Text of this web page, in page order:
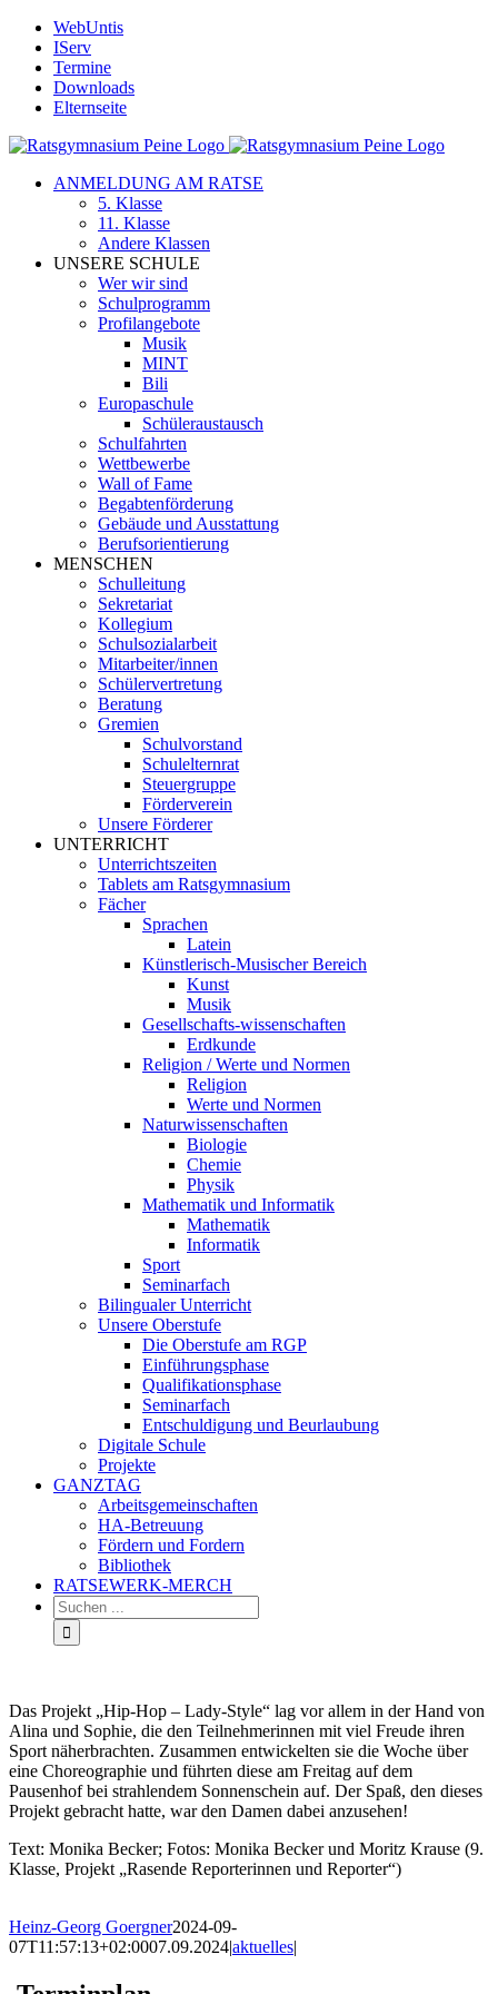
Zum
Inhalt
springen
WebUntis
IServ
Termine
Downloads
Elternseite
ANMELDUNG AM RATSE
5. Klasse
11. Klasse
Andere Klassen
UNSERE SCHULE
Wer wir sind
Schulprogramm
Profilangebote
Musik
MINT
Bili
Europaschule
Schüleraustausch
Schulfahrten
Wettbewerbe
Wall of Fame
Begabtenförderung
Gebäude und Ausstattung
Berufsorientierung
MENSCHEN
Schulleitung
Sekretariat
Kollegium
Schulsozialarbeit
Mitarbeiter/innen
Schülervertretung
Beratung
Gremien
Schulvorstand
Schulelternrat
Steuergruppe
Förderverein
Unsere Förderer
UNTERRICHT
Unterrichtszeiten
Tablets am Ratsgymnasium
Fächer
Sprachen
Latein
Künstlerisch-Musischer Bereich
Kunst
Musik
Gesellschafts-wissenschaften
Erdkunde
Religion / Werte und Normen
Religion
Werte und Normen
Naturwissenschaften
Biologie
Chemie
Physik
Mathematik und Informatik
Mathematik
Informatik
Sport
Seminarfach
Bilingualer Unterricht
Unsere Oberstufe
Die Oberstufe am RGP
Einführungsphase
Qualifikationsphase
Seminarfach
Entschuldigung und Beurlaubung
Digitale Schule
Projekte
GANZTAG
Arbeitsgemeinschaften
HA-Betreuung
Fördern und Fordern
Bibliothek
RATSEWERK-MERCH
Das Projekt „Hip-Hop – Lady-Style“ lag vor allem in der Hand von
Alina und Sophie, die den Teilnehmerinnen mit viel Freude ihren
Sport näherbrachten. Zusammen entwickelten sie die Woche über
eine Choreographie und führten diese am Freitag auf dem
Pausenhof bei strahlendem Sonnenschein auf. Der Spaß, den dieses
Projekt gebracht hatte, war den Damen dabei anzusehen!
Text: Monika Becker; Fotos: Monika Becker und Moritz Krause (9.
Klasse, Projekt „Rasende Reporterinnen und Reporter“)
Heinz-Georg Goergner2024-09-
07T11:57:13+02:0007.09.2024|aktuelles|